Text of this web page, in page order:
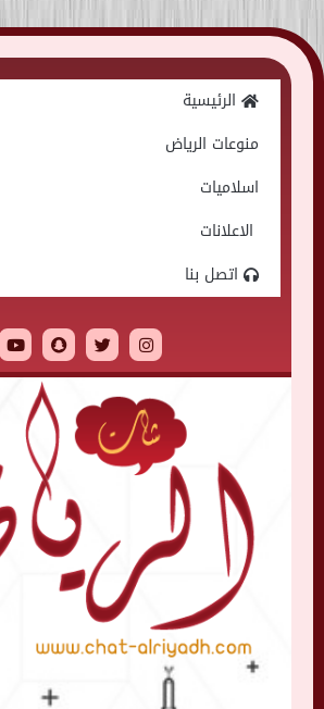
Skip
to
الرئيسية
منوعات الرياض
اسلاميات
الاعلانات
اتصل بنا